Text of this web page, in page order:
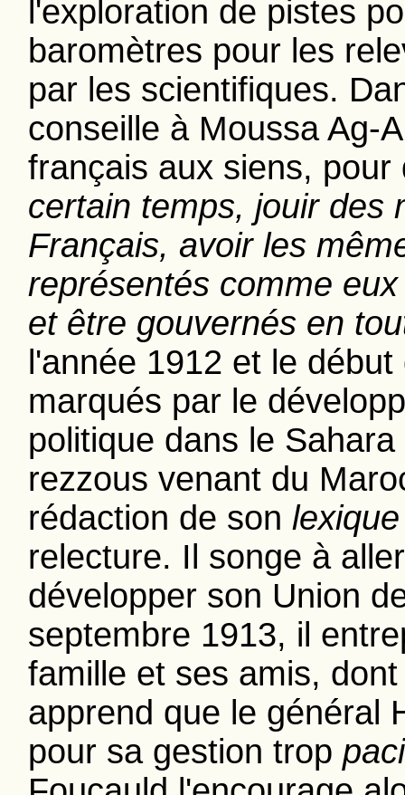
l'exploration de pistes
baromètres pour les
par les scientifiques.
conseille à Moussa Ag-
français aux siens, pour
certain temps, jouir des
Français, avoir les
représentés comme
et être gouvernés en
l'année 1912 et le
marqués par le
politique dans le
rezzous venant du
rédaction de son
relecture. Il songe à
développer son Union
septembre 1913, il
famille et ses amis,
apprend que le général
pour sa gestion trop